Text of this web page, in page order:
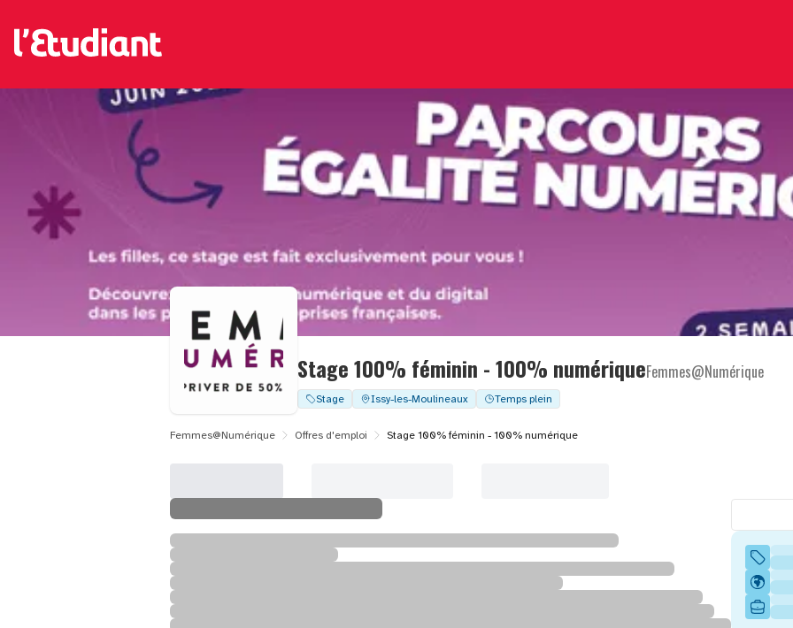
Stage 100% féminin - 100% numériqueFemmes@Numérique
Stage Issy-les-Moulineaux Temps plein
Femmes@Numérique Offres d'emploi Stage 100% féminin - 100% numérique